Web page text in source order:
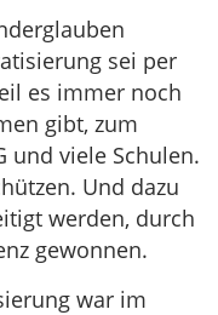
sei per
es immer noch
gibt, zum
und viele Schulen.
Und dazu
werden, durch
gewonnen.
war im